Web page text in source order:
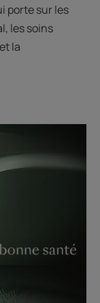
porte sur les
les soins
la